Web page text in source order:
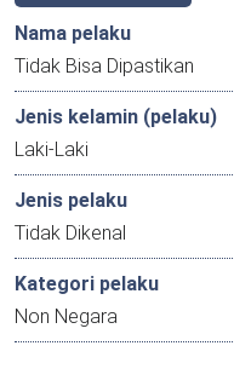
Nama pelaku
Tidak Bisa Dipastikan
Jenis kelamin (pelaku)
Laki-Laki
Jenis pelaku
Tidak Dikenal
Kategori pelaku
Non Negara